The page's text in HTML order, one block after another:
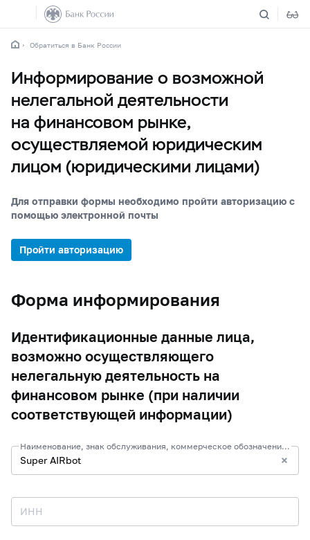
Обратиться в Банк России
Информирование о возможной
нелегальной деятельности
на финансовом рынке,
осуществляемой юридическим
лицом (юридическими лицами)
Для отправки формы необходимо пройти авторизацию с
помощью электронной почты
Пройти авторизацию
Форма информирования
Идентификационные данные лица,
возможно осуществляющего
нелегальную деятельность на
финансовом рынке (при наличии
соответствующей информации)
Наименование, знак обслуживания, коммерческое обозначение и иные средства индивидуализации
ИНН